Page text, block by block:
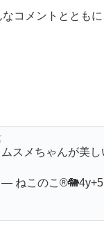
なコメントとともに
ムスメちゃんが美
— ねこのこ